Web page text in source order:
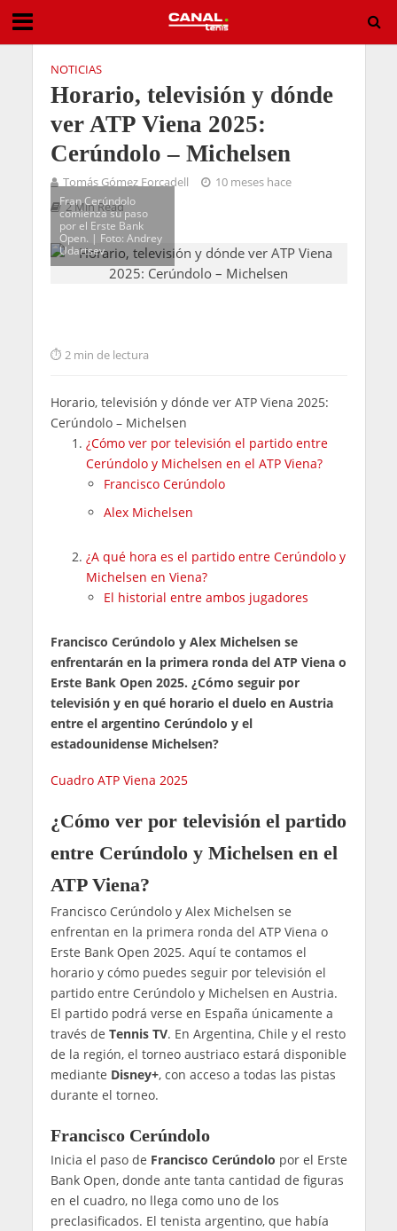
NOTICIAS
Horario, televisión y dónde
ver ATP Viena 2025:
Cerúndolo – Michelsen
Tomás Gómez Forcadell
10 meses hace
2 Min Read
Fran Cerúndolo
comienza su paso
por el Erste Bank
Open. | Foto: Andrey
Udartsev
2 min de lectura
Horario, televisión y dónde ver ATP Viena 2025:
Cerúndolo – Michelsen
¿Cómo ver por televisión el partido entre
Cerúndolo y Michelsen en el ATP Viena?
Francisco Cerúndolo
Alex Michelsen
¿A qué hora es el partido entre Cerúndolo y
Michelsen en Viena?
El historial entre ambos jugadores
Francisco Cerúndolo y Alex Michelsen se
enfrentarán en la primera ronda del ATP Viena o
Erste Bank Open 2025. ¿Cómo seguir por
televisión y en qué horario el duelo en Austria
entre el argentino Cerúndolo y el
estadounidense Michelsen?
Cuadro ATP Viena 2025
¿Cómo ver por televisión el partido
entre Cerúndolo y Michelsen en el
ATP Viena?
Francisco Cerúndolo y Alex Michelsen se
enfrentan en la primera ronda del ATP Viena o
Erste Bank Open 2025. Aquí te contamos el
horario y cómo puedes seguir por televisión el
partido entre Cerúndolo y Michelsen en Austria.
El partido podrá verse en España únicamente a
través de Tennis TV. En Argentina, Chile y el resto
de la región, el torneo austriaco estará disponible
mediante Disney+, con acceso a todas las pistas
durante el torneo.
Francisco Cerúndolo
Inicia el paso de Francisco Cerúndolo por el Erste
Bank Open, donde ante tanta cantidad de figuras
en el cuadro, no llega como uno de los
preclasificados. El tenista argentino, que había